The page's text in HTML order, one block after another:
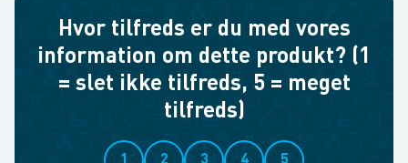
Hvor tilfreds er du med vores
information om dette produkt? (1
= slet ikke tilfreds, 5 = meget
tilfreds)